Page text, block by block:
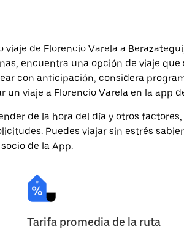
de Florencio Varela a
encuentra una opción de viaje que
con anticipación, considera
viaje a Florencio Varela en la app
de la hora del día y otros
Puedes viajar sin estrés
de la App.
Tarifa promedia de la ruta